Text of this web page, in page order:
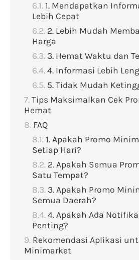
1. Mendapatkan
Lebih Cepat
2. Lebih Mudah
Harga
3. Hemat Waktu dan
4. Informasi Lebih
5. Tidak Mudah
Tips Maksimalkan Cek
Hemat
FAQ
1. Apakah Promo
Setiap Hari?
2. Apakah Semua
Satu Tempat?
3. Apakah Promo
Semua Daerah?
4. Apakah Ada
Penting?
Rekomendasi Aplikasi
Minimarket